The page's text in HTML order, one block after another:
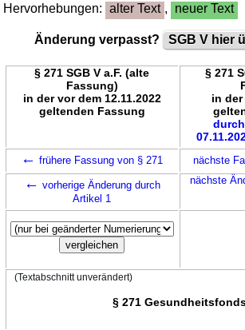
Hervorhebungen: alter Text , neuer Text
Änderung verpasst? SGB V hier
§ 271 SGB V a.F. (alte
Fassung)
in der vor dem 12.11.2022
geltenden Fassung
§ 271
in der
← frühere Fassung von § 271 nächste
← vorherige Änderung durch
Artikel 1
nächste
(Textabschnitt unverändert)
§ 271